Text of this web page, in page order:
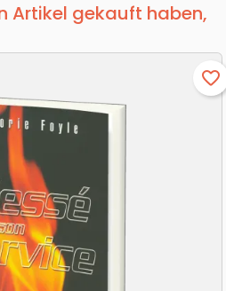
Artikel gekauft haben,
favorite_border